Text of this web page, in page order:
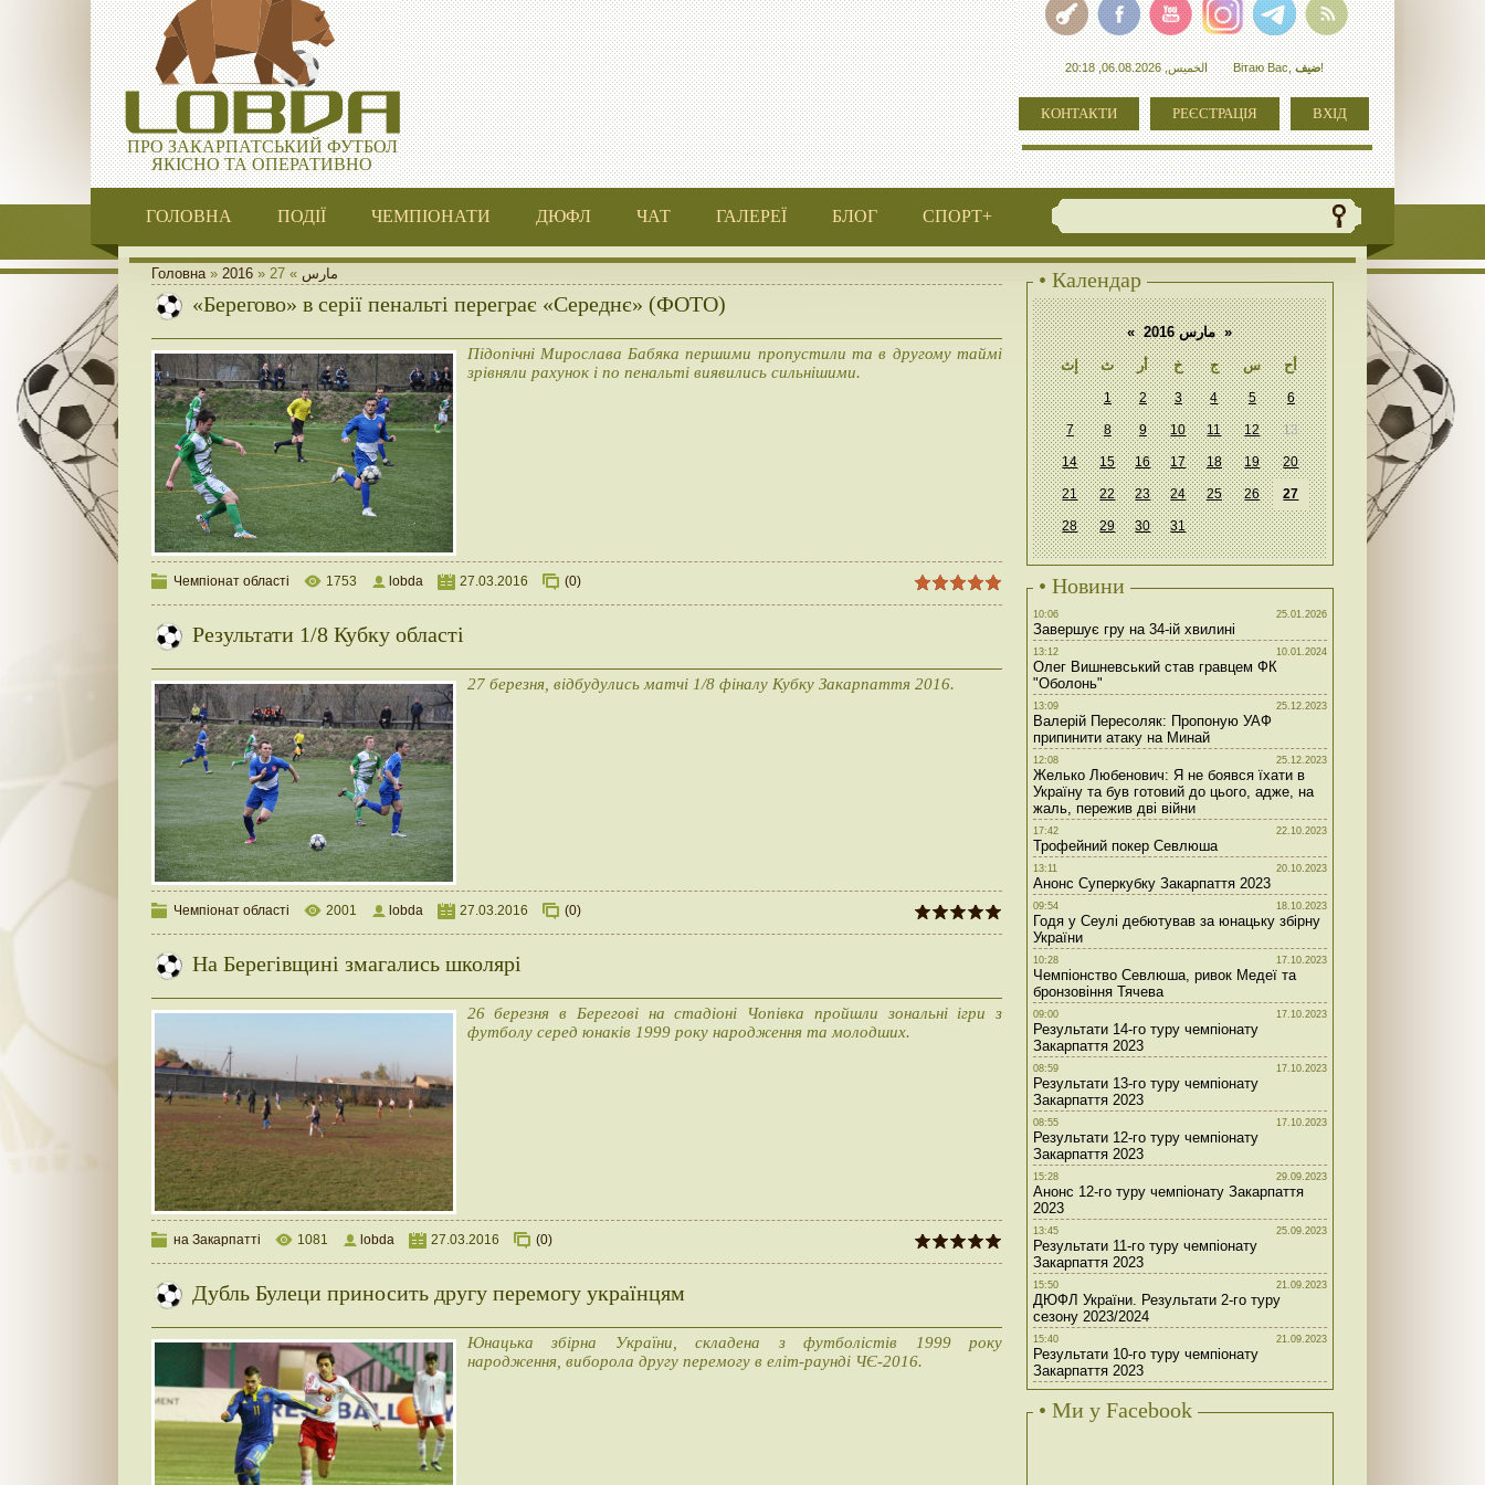
ПРО ЗАКАРПАТСЬКИЙ ФУТБОЛ
ЯКІСНО ТА ОПЕРАТИВНО
الخميس, 06.08.2026, 20:18 Вітаю Вас,ضيف!
КОНТАКТИ РЕЄСТРАЦІЯ ВХІД
ГОЛОВНА ПОДІЇ ЧЕМПІОНАТИ ДЮФЛ ЧАТ ГАЛЕРЕЇ БЛОГ СПОРТ+
Головна» 2016 » مارس »
27
«Берегово» в серії пенальті переграє «Середнє» (ФОТО)
Підопічні Мирослава Бабяка першими пропустили та в другому таймі
зрівняли рахунок і по пенальті виявились сильнішими.
Чемпіонат області 1753 lobda 27.03.2016 (0)
Результати 1/8 Кубку області
27 березня, відбудулись матчі 1/8 фіналу Кубку Закарпаття 2016.
Чемпіонат області 2001 lobda 27.03.2016 (0)
На Берегівщині змагались школярі
26 березня в Берегові на стадіоні Чопівка пройшли зональні ігри з
футболу серед юнаків 1999 року народження та молодших.
на Закарпатті 1081 lobda 27.03.2016 (0)
Дубль Булеци приносить другу перемогу українцям
Юнацька збірна України, складена з футболістів 1999 року
народження, виборола другу перемогу в еліт-раунді ЧЄ-2016.
• Календар
« مارس 2016 »
إث
ث أر خ ج س أح
1 2 3 4 5 6
7 8 9 10 11 12 13
14 15 16 17 18 19 20
21 22 23 24 25 26 27
28 29 30 31
• Новини
10:06 25.01.2026
Завершує гру на 34-ій хвилині
13:12 10.01.2024
Олег Вишневський став гравцем ФК
"Оболонь"
13:09 25.12.2023
Валерій Пересоляк: Пропоную УАФ
припинити атаку на Минай
12:08 25.12.2023
Желько Любенович: Я не боявся їхати в
Україну та був готовий до цього, адже, на
жаль, пережив дві війни
17:42 22.10.2023
Трофейний покер Севлюша
13:11 20.10.2023
Анонс Суперкубку Закарпаття 2023
09:54 18.10.2023
Годя у Сеулі дебютував за юнацьку збірну
України
10:28 17.10.2023
Чемпіонство Севлюша, ривок Медеї та
бронзовіння Тячева
09:00 17.10.2023
Результати 14-го туру чемпіонату
Закарпаття 2023
08:59 17.10.2023
Результати 13-го туру чемпіонату
Закарпаття 2023
08:55 17.10.2023
Результати 12-го туру чемпіонату
Закарпаття 2023
15:28 29.09.2023
Анонс 12-го туру чемпіонату Закарпаття
2023
13:45 25.09.2023
Результати 11-го туру чемпіонату
Закарпаття 2023
15:50 21.09.2023
ДЮФЛ України. Результати 2-го туру
сезону 2023/2024
15:40 21.09.2023
Результати 10-го туру чемпіонату
Закарпаття 2023
• Ми у Facebook